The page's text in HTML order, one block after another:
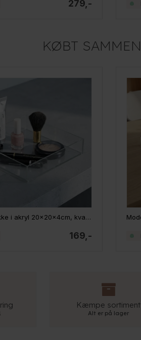
279,-
KØBT
Modena bakke i akryl 20x20x4cm, kvadratisk - Medium
169,-
Kæmpe sortiment
Alt er på lager